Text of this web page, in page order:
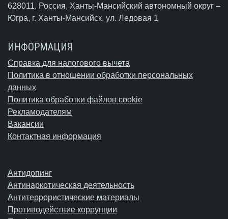
628011, Россия, Ханты-Мансийский автономный округ –
Югра, г. Ханты-Мансийск, ул. Ледовая 1
ИНФОРМАЦИЯ
Справка для налогового вычета
Политика в отношении обработки персональных
данных
Политика обработки файлов cookie
Рекламодателям
Вакансии
Контактная информация
Антидопинг
Антинаркотическая деятельность
Антитеррористические материалы
Противодействие коррупции